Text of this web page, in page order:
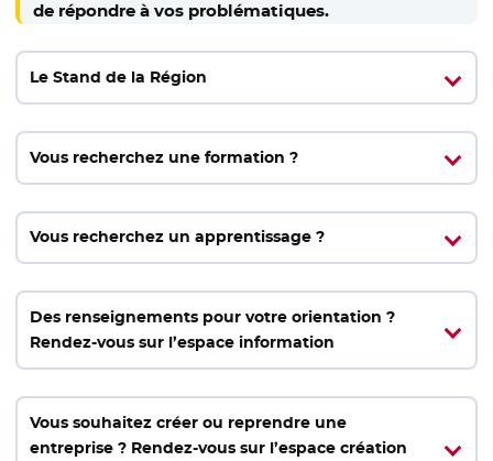
de répondre à vos problématiques.
Le Stand de la Région
Vous recherchez une formation ?
Vous recherchez un apprentissage ?
Des renseignements pour votre orientation ?
Rendez-vous sur l’espace information
Vous souhaitez créer ou reprendre une
entreprise ? Rendez-vous sur l’espace création